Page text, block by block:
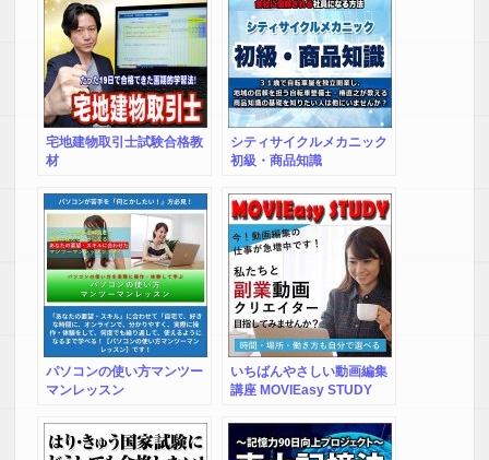
宅地建物取引士試験合格教
材
シティサイクルメカニック
初級・商品知識
パソコンの使い方マンツー
マンレッスン
いちばんやさしい動画編集
講座 MOVIEasy STUDY